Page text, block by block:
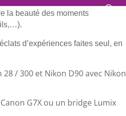
la beauté des moments
d’expériences faites seul, en
/ 300 et Nikon D90 avec Nikon
G7X ou un bridge Lumix